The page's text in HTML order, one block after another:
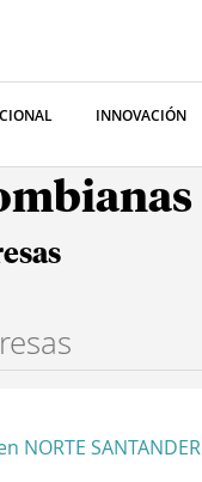
INNOVACIÓN
NORTE SANTANDER